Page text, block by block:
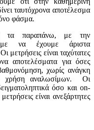
ταυτόχρονα αποτέλεσμα
φάσμα.
τα παραπάνω, με την
να έχουμε άριστα
μετρήσεις είναι ταχύτατες
αποτελέσματα για όσες
χωρίς ανάγκη
χρήση αναλωσίμων. Οι
όσο και on-
είναι ανεξάρτητες